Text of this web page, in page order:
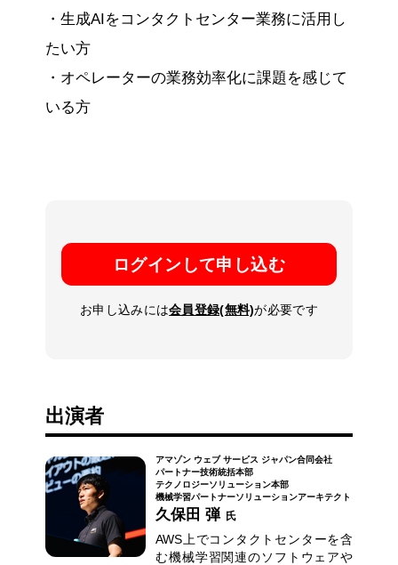
・生成AIをコンタクトセンター業務に活用し
たい方
・オペレーターの業務効率化に課題を感じて
いる方
ログインして申し込む
お申し込みには会員登録(無料)が必要です
出演者
アマゾン ウェブ サービス ジャパン合同会社
パートナー技術統括本部
テクノロジーソリューション本部
機械学習パートナーソリューションアーキテクト
久保田 弾 氏
AWS上でコンタクトセンターを含
む機械学習関連のソフトウェアや